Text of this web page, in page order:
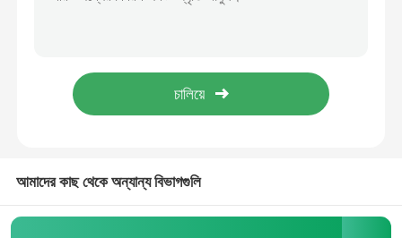
CNC মিলিং অংশ
কাস্টম প্লাস্টিক ইনজেকশন অংশ
আমাদের কাছ থেকে অন্যান্য বিভাগগুলি